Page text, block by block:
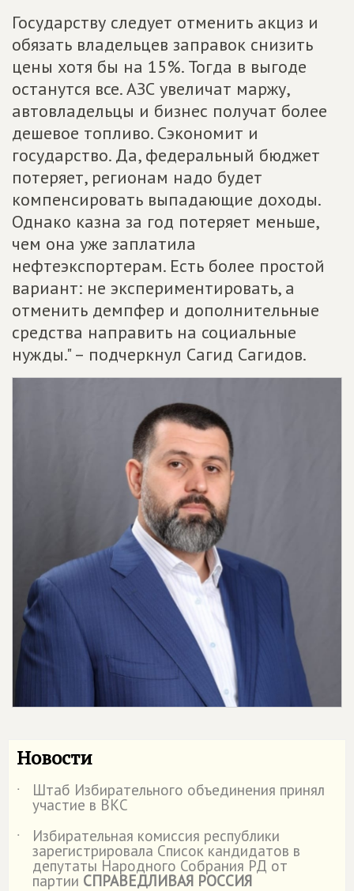
Государству следует отменить акциз и
обязать владельцев заправок снизить
цены хотя бы на 15%. Тогда в выгоде
останутся все. АЗС увеличат маржу,
автовладельцы и бизнес получат более
дешевое топливо. Сэкономит и
государство. Да, федеральный бюджет
потеряет, регионам надо будет
компенсировать выпадающие доходы.
Однако казна за год потеряет меньше,
чем она уже заплатила
нефтеэкспортерам. Есть более простой
вариант: не экспериментировать, а
отменить демпфер и дополнительные
средства направить на социальные
нужды." – подчеркнул Сагид Сагидов.
Новости
˙ Штаб Избирательного объединения принял
участие в ВКС
˙
Избирательная комиссия республики
зарегистрировала Список кандидатов в
депутаты Народного Собрания РД от
партии СПРАВЕДЛИВАЯ РОССИЯ